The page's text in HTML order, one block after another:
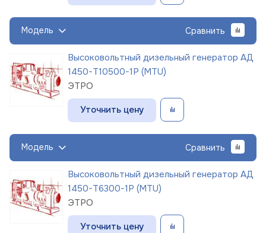
Модель Сравнить
Высоковольтный дизельный генератор АД
1450-Т10500-1Р (MTU)
ЭТРО
Уточнить цену
Модель Сравнить
Высоковольтный дизельный генератор АД
1450-Т6300-1Р (MTU)
ЭТРО
Уточнить цену